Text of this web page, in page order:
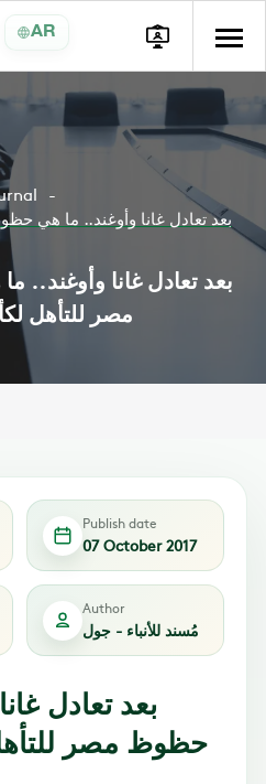
AR
بعد تعادل غانا وأوغند.. ما هي
بعد تعادل غانا
مصر للتأهل
Publish date
07 October 2017
Author
مُسند للأنباء - جول
بعد تعادل
حظوظ مصر